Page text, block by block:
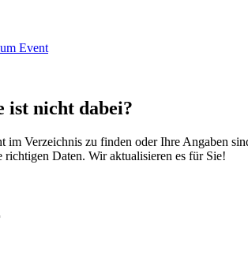
Event
ist nicht dabei?
im Verzeichnis zu finden oder Ihre Angaben
richtigen Daten. Wir aktualisieren es für Sie!